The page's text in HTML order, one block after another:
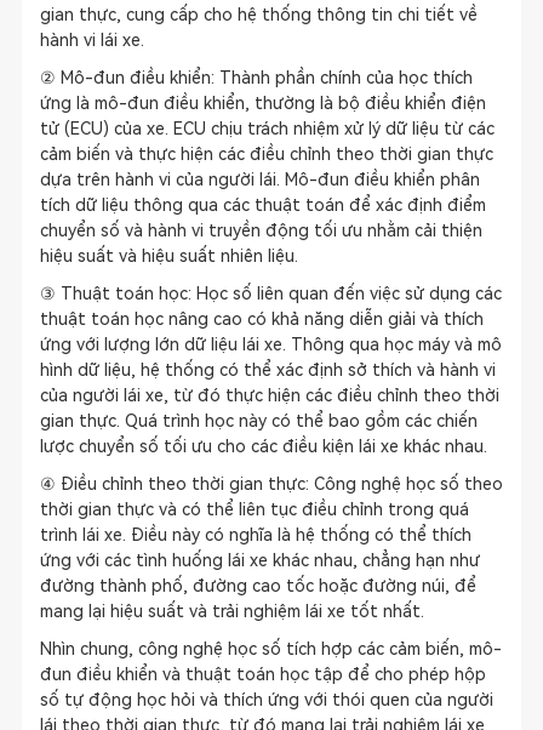
gian thực, cung cấp cho hệ thống thông tin chi tiết về
hành vi lái xe.
② Mô-đun điều khiển: Thành phần chính của học thích
ứng là mô-đun điều khiển, thường là bộ điều khiển điện
tử (ECU) của xe. ECU chịu trách nhiệm xử lý dữ liệu từ các
cảm biến và thực hiện các điều chỉnh theo thời gian thực
dựa trên hành vi của người lái. Mô-đun điều khiển phân
tích dữ liệu thông qua các thuật toán để xác định điểm
chuyển số và hành vi truyền động tối ưu nhằm cải thiện
hiệu suất và hiệu suất nhiên liệu.
③ Thuật toán học: Học số liên quan đến việc sử dụng các
thuật toán học nâng cao có khả năng diễn giải và thích
ứng với lượng lớn dữ liệu lái xe. Thông qua học máy và mô
hình dữ liệu, hệ thống có thể xác định sở thích và hành vi
của người lái xe, từ đó thực hiện các điều chỉnh theo thời
gian thực. Quá trình học này có thể bao gồm các chiến
lược chuyển số tối ưu cho các điều kiện lái xe khác nhau.
④ Điều chỉnh theo thời gian thực: Công nghệ học số theo
thời gian thực và có thể liên tục điều chỉnh trong quá
trình lái xe. Điều này có nghĩa là hệ thống có thể thích
ứng với các tình huống lái xe khác nhau, chẳng hạn như
đường thành phố, đường cao tốc hoặc đường núi, để
mang lại hiệu suất và trải nghiệm lái xe tốt nhất.
Nhìn chung, công nghệ học số tích hợp các cảm biến, mô-
đun điều khiển và thuật toán học tập để cho phép hộp
số tự động học hỏi và thích ứng với thói quen của người
lái theo thời gian thực, từ đó mang lại trải nghiệm lái xe